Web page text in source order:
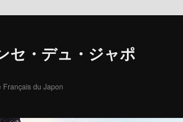
セ・デュ・ジャポ
Français du Japon